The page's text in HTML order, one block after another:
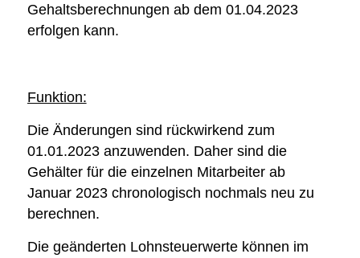
Gehaltsberechnungen ab dem 01.04.2023
erfolgen kann.
Funktion:
Die Änderungen sind rückwirkend zum
01.01.2023 anzuwenden. Daher sind die
Gehälter für die einzelnen Mitarbeiter ab
Januar 2023 chronologisch nochmals neu zu
berechnen.
Die geänderten Lohnsteuerwerte können im